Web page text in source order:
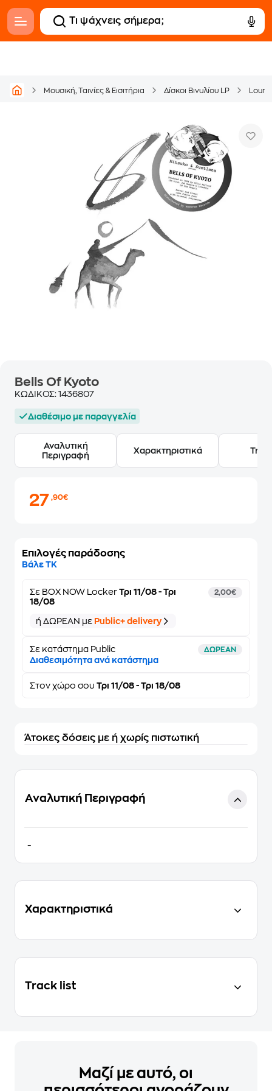
Μουσική, Ταινίες & Εισιτήρια Δίσκοι Βινυλίου LP
Bells Of Kyoto
ΚΩΔΙΚΟΣ: 1436807
Διαθέσιμο με παραγγελία
Αναλυτική
Περιγραφή
Χαρακτηριστικά
27,90€
Επιλογές παράδοσης
Βάλε ΤΚ
Σε BOX NOW Locker Τρι 11/08 - Τρι
18/08
2,00€
ή ΔΩΡΕΑΝ με Public+ delivery
Σε κατάστημα Public ΔΩΡΕΑΝ
Διαθεσιμότητα ανά κατάστημα
Στον χώρο σου Τρι 11/08 - Τρι 18/08
Άτοκες δόσεις με ή χωρίς πιστωτική
Αναλυτική Περιγραφή
-
Χαρακτηριστικά
Track list
Μαζί με αυτό, οι